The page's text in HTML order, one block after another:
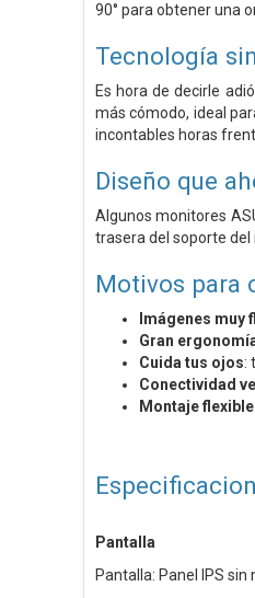
90° para obtener una
Tecnología
Es hora de decirle
más cómodo, ideal
incontables horas
Diseño que
Algunos monitores
trasera del soporte del
Motivos para
Imágenes muy
Gran
Cuida tus ojos:
Conectividad
Montaje flexible
Pantalla
Pantalla: Panel IPS